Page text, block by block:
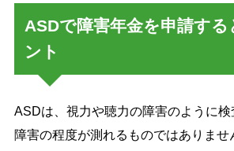
ASDで障害年金を申請する
ント
ASDは、視力や聴力の障害のように検
障害の程度が測れるものではありませ